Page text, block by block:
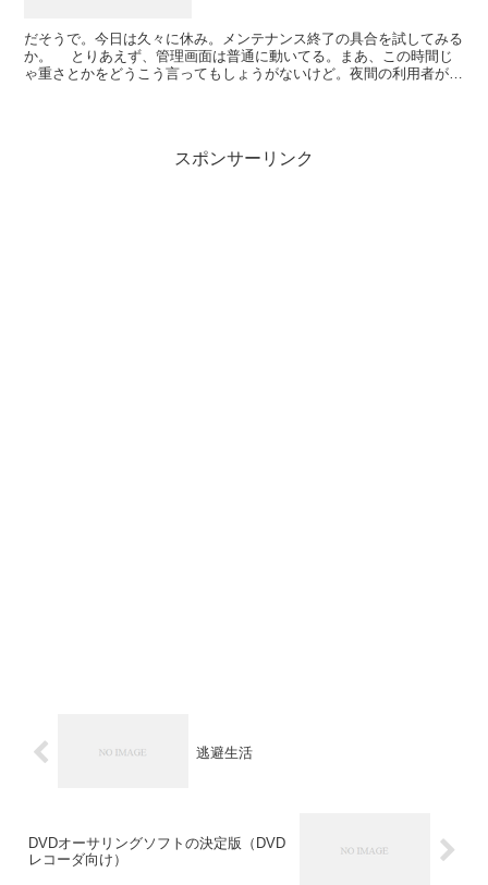
だそうで。今日は久々に休み。メンテナンス終了の具合を試してみる
か。 とりあえず、管理画面は普通に動いてる。まあ、この時間じ
ゃ重さとかをどうこう言ってもしょうがないけど。夜間の利用者が多
スポンサーリンク
逃避生活
DVDオーサリングソフトの決定版（DVD
レコーダ向け）